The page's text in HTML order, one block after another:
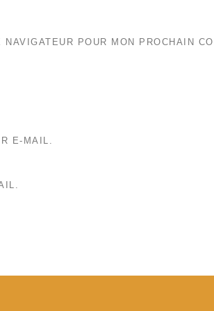
POUR MON PROCHAIN
E-MAIL.